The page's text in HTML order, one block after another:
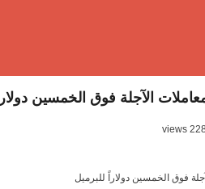
الآجلة فوق الخمسين
228 views
فوق الخمسين دولاراً للبرميل